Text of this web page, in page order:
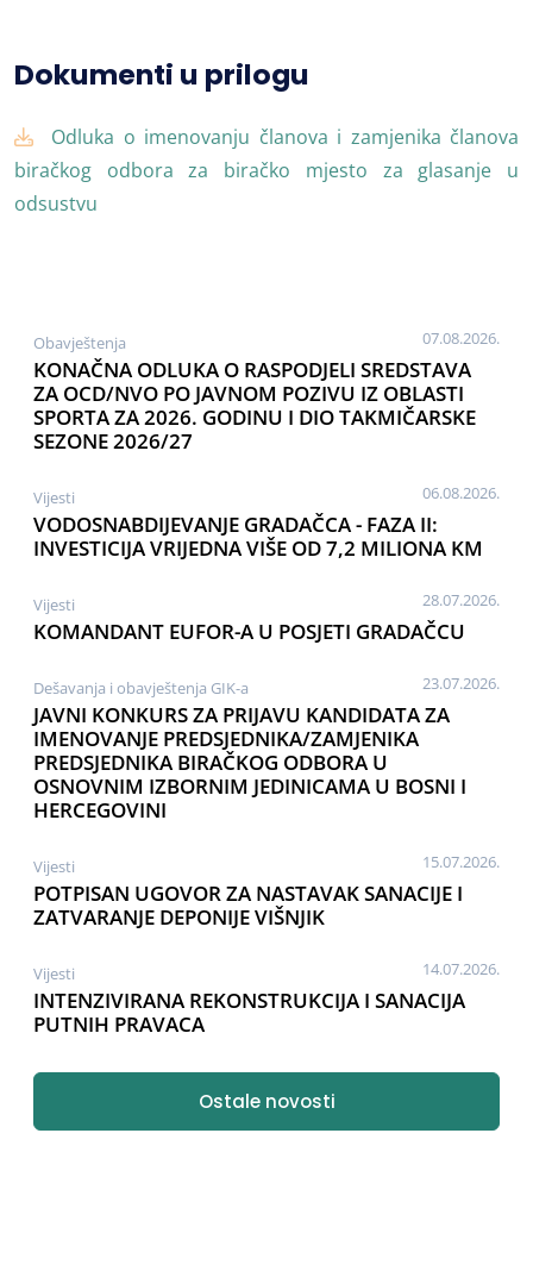
Dokumenti u prilogu
Odluka o imenovanju članova i zamjenika članova
biračkog odbora za biračko mjesto za glasanje u
odsustvu
Obavještenja 07.08.2026.
KONAČNA ODLUKA O RASPODJELI SREDSTAVA
ZA OCD/NVO PO JAVNOM POZIVU IZ OBLASTI
SPORTA ZA 2026. GODINU I DIO TAKMIČARSKE
SEZONE 2026/27
Vijesti 06.08.2026.
VODOSNABDIJEVANJE GRADAČCA - FAZA II:
INVESTICIJA VRIJEDNA VIŠE OD 7,2 MILIONA KM
Vijesti 28.07.2026.
KOMANDANT EUFOR-A U POSJETI GRADAČCU
Dešavanja i obavještenja GIK-a 23.07.2026.
JAVNI KONKURS ZA PRIJAVU KANDIDATA ZA
IMENOVANJE PREDSJEDNIKA/ZAMJENIKA
PREDSJEDNIKA BIRAČKOG ODBORA U
OSNOVNIM IZBORNIM JEDINICAMA U BOSNI I
HERCEGOVINI
Vijesti 15.07.2026.
POTPISAN UGOVOR ZA NASTAVAK SANACIJE I
ZATVARANJE DEPONIJE VIŠNJIK
Vijesti 14.07.2026.
INTENZIVIRANA REKONSTRUKCIJA I SANACIJA
PUTNIH PRAVACA
Ostale novosti